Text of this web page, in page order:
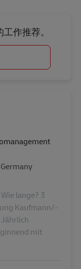
作推荐。
lange? 3
Kaufmann/-
mit